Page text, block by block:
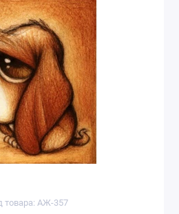
товара: АЖ-357